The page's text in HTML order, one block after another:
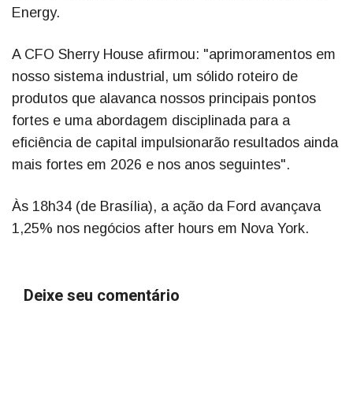
Energy.
A CFO Sherry House afirmou: "aprimoramentos em
nosso sistema industrial, um sólido roteiro de
produtos que alavanca nossos principais pontos
fortes e uma abordagem disciplinada para a
eficiência de capital impulsionarão resultados ainda
mais fortes em 2026 e nos anos seguintes".
Às 18h34 (de Brasília), a ação da Ford avançava
1,25% nos negócios after hours em Nova York.
Deixe seu comentário